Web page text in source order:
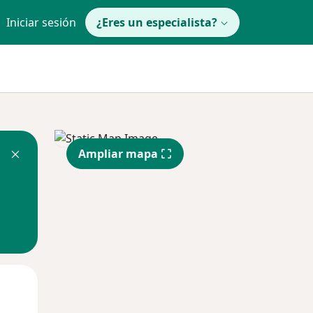
Iniciar sesión ¿Eres un especialista?
Ampliar mapa